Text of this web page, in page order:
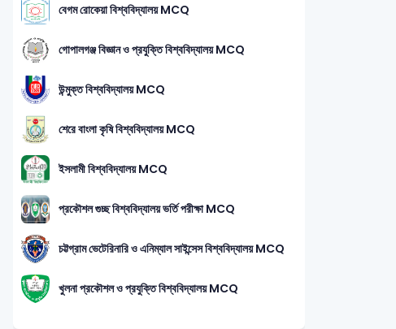
বেগম রোকেয়া বিশ্ববিদ্যালয় MCQ
গোপালগঞ্জ বিজ্ঞান ও প্রযুক্তি বিশ্ববিদ্যালয় MCQ
উন্মুক্ত বিশ্ববিদ্যালয় MCQ
শেরে বাংলা কৃষি বিশ্ববিদ্যালয় MCQ
ইসলামী বিশ্ববিদ্যালয় MCQ
প্রকৌশল গুচ্ছ বিশ্ববিদ্যালয় ভর্তি পরীক্ষা MCQ
চট্টগ্রাম ভেটেরিনারি ও এনিম্যাল সাইন্সেস বিশ্ববিদ্যালয় MCQ
খুলনা প্রকৌশল ও প্রযুক্তি বিশ্ববিদ্যালয় MCQ